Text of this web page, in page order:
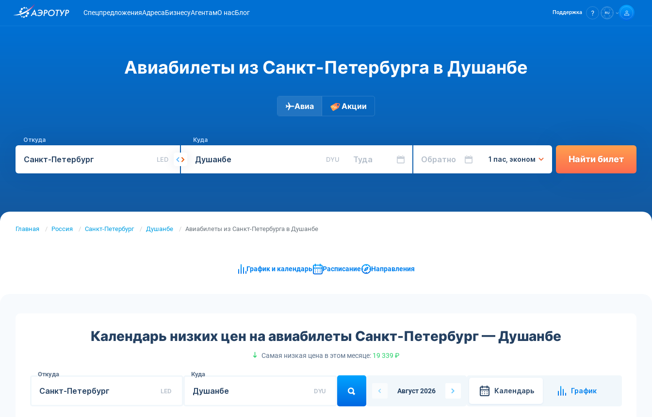
СпецпредложенияАдресаБизнесуАгентамО насБлог Поддержка
Авиабилеты из Санкт-Петербурга в Душанбе
Авиа Акции
Откуда
LED
Куда
DYU Туда Обратно 1 пас, эконом Найти билет
Главная Россия Санкт-Петербург Душанбе Авиабилеты из Санкт-Петербурга в Душанбе
График и календарь Расписание Направления
Календарь низких цен на авиабилеты Санкт-Петербург — Душанбе
Самая низкая цена в этом месяце: 19 339 ₽
Откуда
LED
Куда
DYU Август 2026 Календарь График